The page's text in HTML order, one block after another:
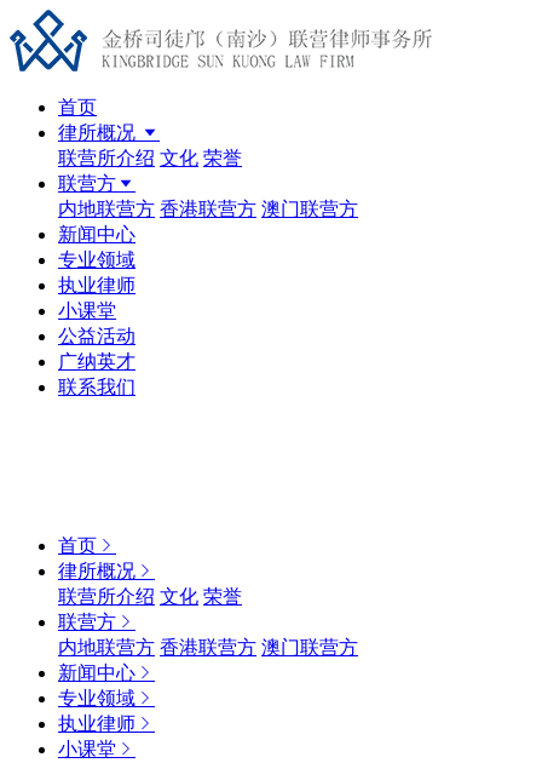
首页
律所概况
联营所介绍 文化 荣誉
联营方
内地联营方 香港联营方 澳门联营方
新闻中心
专业领域
执业律师
小课堂
公益活动
广纳英才
联系我们
首页
律所概况
联营所介绍 文化 荣誉
联营方
内地联营方 香港联营方 澳门联营方
新闻中心
专业领域
执业律师
小课堂